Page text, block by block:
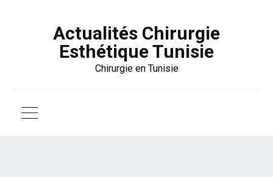
Actualités Chirurgie
Esthétique Tunisie
Chirurgie en Tunisie